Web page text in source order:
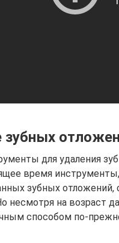
зубных
для удаления
время
зубных
несмотря на возраст
способом по-